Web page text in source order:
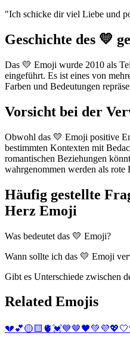
"Ich schicke dir viel Liebe und
Geschichte des 💛
Das 💛 Emoji wurde 2010 als
eingeführt. Es ist eines von
Farben und Bedeutungen
Vorsicht bei der
Obwohl das 💛 Emoji positive
bestimmten Kontexten mit
romantischen Beziehungen
wahrgenommen werden als rote
Häufig gestellte
Herz Emoji
Was bedeutet das 💛 Emoji?
Wann sollte ich das 💛 Emoji
Gibt es Unterschiede zwischen
Related Emojis
💔💕🟡 🟨 🫀💓💙🤎🖤💚 💜💖🤍